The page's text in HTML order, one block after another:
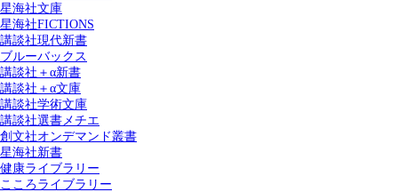
星海社文庫
星海社FICTIONS
講談社現代新書
ブルーバックス
講談社＋α新書
講談社＋α文庫
講談社学術文庫
講談社選書メチエ
創文社オンデマンド叢書
星海社新書
健康ライブラリー
こころライブラリー